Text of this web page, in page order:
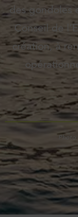
des gondoles
Conseil de
création, à
Photo